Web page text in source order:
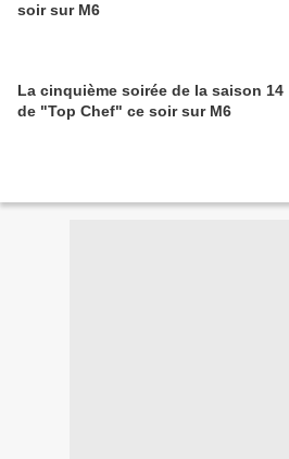
soir sur M6
La cinquième soirée de la saison 14
de "Top Chef" ce soir sur M6